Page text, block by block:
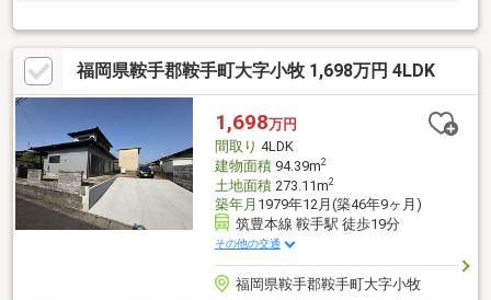
福岡県鞍手郡鞍手町大字小牧 1,698万円 4LDK
1,698万円
間取り 4LDK
建物面積94.39m2
土地面積273.11m2
築年月 1979年12月(築46年9ヶ月)
筑豊本線 鞍手駅 徒歩19分
その他の交通
福岡県鞍手郡鞍手町大字小牧